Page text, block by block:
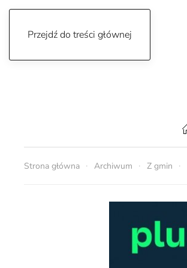
Przejdź do treści głównej
Strona główna Archiwum Z gmin